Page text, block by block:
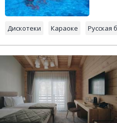
Дискотеки Караоке Русская